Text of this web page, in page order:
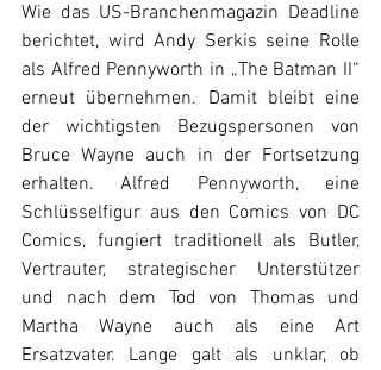
Wie das US-Branchenmagazin Deadline
berichtet, wird Andy Serkis seine Rolle
als Alfred Pennyworth in „The Batman II“
erneut übernehmen. Damit bleibt eine
der wichtigsten Bezugspersonen von
Bruce Wayne auch in der Fortsetzung
erhalten. Alfred Pennyworth, eine
Schlüsselfigur aus den Comics von DC
Comics, fungiert traditionell als Butler,
Vertrauter, strategischer Unterstützer
und nach dem Tod von Thomas und
Martha Wayne auch als eine Art
Ersatzvater. Lange galt als unklar, ob